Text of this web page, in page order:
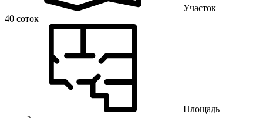
Участок
40 соток
Площадь